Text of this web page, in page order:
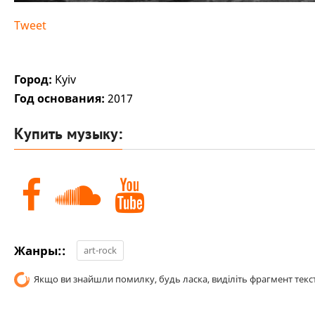
Tweet
Город: Kyiv
Год основания: 2017
Купить музыку:
Жанры:: art-rock
Якщо ви знайшли помилку, будь ласка, виділіть фрагмент